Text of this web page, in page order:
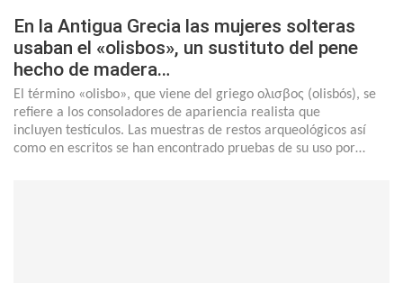
En la Antigua Grecia las mujeres solteras
usaban el «olisbos», un sustituto del pene
hecho de madera…
El término «olisbo», que viene del griego ολισβος (olisbós), se
refiere a los consoladores de apariencia realista que
incluyen testículos. Las muestras de restos arqueológicos así
como en escritos se han encontrado pruebas de su uso por…